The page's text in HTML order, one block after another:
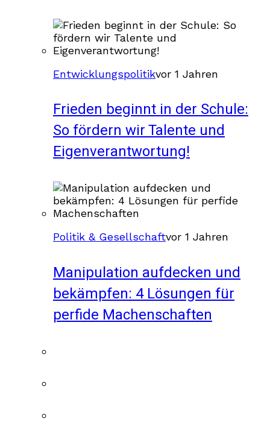
Entwicklungspolitikvor 1 Jahren
Frieden beginnt in der Schule:
So fördern wir Talente und
Eigenverantwortung!
Politik & Gesellschaftvor 1 Jahren
Manipulation aufdecken und
bekämpfen: 4 Lösungen für
perfide Machenschaften